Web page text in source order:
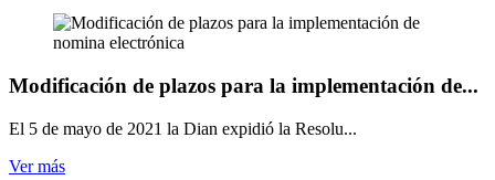
Modificación de plazos para la implementación de...
El 5 de mayo de 2021 la Dian expidió la Resolu...
Ver más